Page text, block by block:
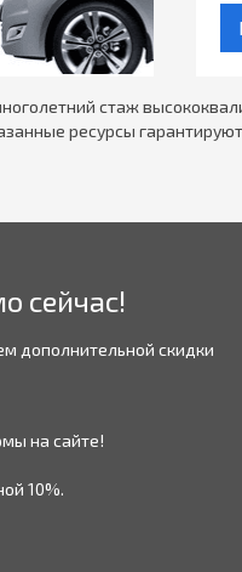
стаж
ресурсы
сейчас!
дополнительной скидки
на сайте!
10%.